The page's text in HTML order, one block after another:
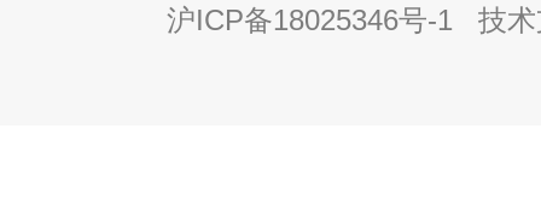
沪ICP备18025346号-1 技术